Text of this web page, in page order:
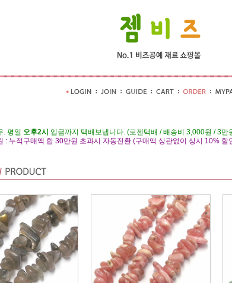
평일 오후2시 입금까지 택배보냅니다. (로젠택배 / 배송비 3,000원 / 3만
적구매액 합 30만원 초과시 자동전환 (구매액 상관없이 상시 10% 할